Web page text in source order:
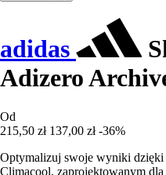
adidas
Adizero
Od
215,50 zł 137,00 zł -36%
Optymalizuj swoje wyniki dzięki
Climacool, zaprojektowanym